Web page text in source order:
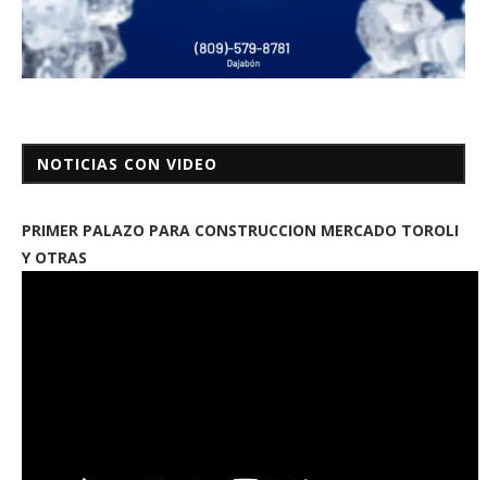
NOTICIAS CON VIDEO
PRIMER PALAZO PARA CONSTRUCCION MERCADO TOROLI
Y OTRAS